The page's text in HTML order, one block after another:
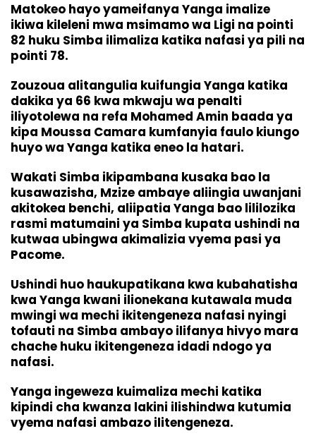
Matokeo hayo yameifanya Yanga imalize
ikiwa kileleni mwa msimamo wa Ligi na pointi
82 huku Simba ilimaliza katika nafasi ya pili na
pointi 78.
Zouzoua alitangulia kuifungia Yanga katika
dakika ya 66 kwa mkwaju wa penalti
iliyotolewa na refa Mohamed Amin baada ya
kipa Moussa Camara kumfanyia faulo kiungo
huyo wa Yanga katika eneo la hatari.
Wakati Simba ikipambana kusaka bao la
kusawazisha, Mzize ambaye aliingia uwanjani
akitokea benchi, aliipatia Yanga bao lililozika
rasmi matumaini ya Simba kupata ushindi na
kutwaa ubingwa akimalizia vyema pasi ya
Pacome.
Ushindi huo haukupatikana kwa kubahatisha
kwa Yanga kwani ilionekana kutawala muda
mwingi wa mechi ikitengeneza nafasi nyingi
tofauti na Simba ambayo ilifanya hivyo mara
chache huku ikitengeneza idadi ndogo ya
nafasi.
Yanga ingeweza kuimaliza mechi katika
kipindi cha kwanza lakini ilishindwa kutumia
vyema nafasi ambazo ilitengeneza.